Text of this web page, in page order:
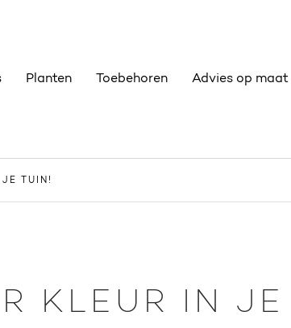
Planten Toebehoren Advies op maat
JE TUIN!
KLEUR IN JE